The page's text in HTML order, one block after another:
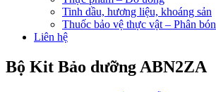
Tinh dầu, hương liệu, khoáng sản
Thuốc bảo vệ thực vật – Phân bón
Liên hệ
Bộ Kit Bảo dưỡng ABN2ZA